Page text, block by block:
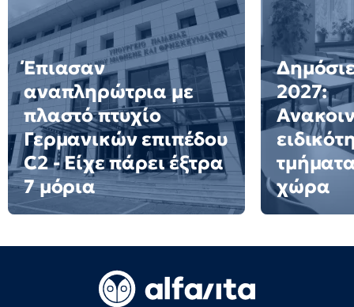
Έπιασαν
αναπληρώτρια με
πλαστό πτυχίο
Γερμανικών επιπέδου
C2 - Είχε πάρει έξτρα
7 μόρια
2027:
χώρα